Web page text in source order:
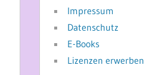
Impressum
Datenschutz
E-Books
Lizenzen erwerben